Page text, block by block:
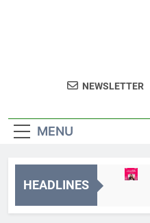
NEWSLETTER
MENU
HEADLINES